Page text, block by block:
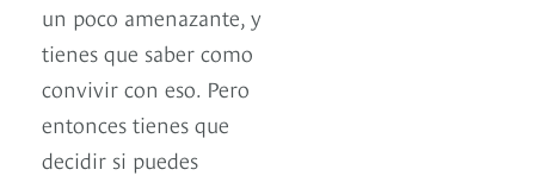
un poco amenazante, y
tienes que saber como
convivir con eso. Pero
entonces tienes que
decidir si puedes